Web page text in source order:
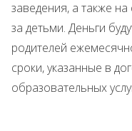
заведения, а также
за детьми. Деньги
родителей
сроки, указанные в
образовательных